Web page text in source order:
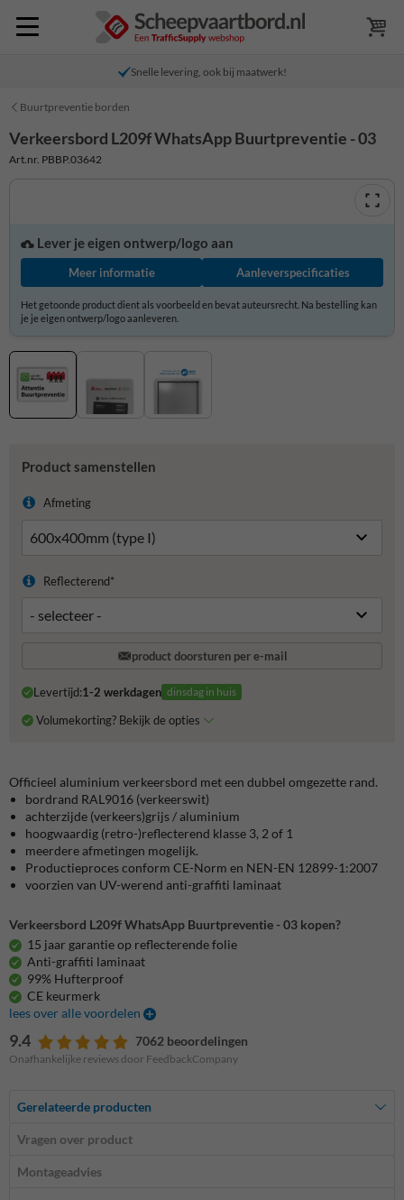
Snelle levering, ook bij maatwerk!
Buurtpreventie borden
Verkeersbord L209f WhatsApp Buurtpreventie - 03
Art.nr. PBBP.03642
Lever je eigen ontwerp/logo aan
Meer informatie Aanleverspecificaties
Het getoonde product dient als voorbeeld en bevat auteursrecht. Na bestelling kan
je je eigen ontwerp/logo aanleveren.
Product samenstellen
Afmeting
Reflecterend*
product doorsturen per e-mail
Levertijd:1-2 werkdagen dinsdag in huis
Volumekorting? Bekijk de opties
Officieel aluminium verkeersbord met een dubbel omgezette rand.
bordrand RAL9016 (verkeerswit)
achterzijde (verkeers)grijs / aluminium
hoogwaardig (retro-)reflecterend klasse 3, 2 of 1
meerdere afmetingen mogelijk.
Productieproces conform CE-Norm en NEN-EN 12899-1:2007
voorzien van UV-werend anti-graffiti laminaat
Verkeersbord L209f WhatsApp Buurtpreventie - 03 kopen?
15 jaar garantie op reflecterende folie
Anti-graffiti laminaat
99% Hufterproof
CE keurmerk
lees over alle voordelen
9.4 7062 beoordelingen
Onafhankelijke reviews door FeedbackCompany
Gerelateerde producten
Vragen over product
Montageadvies